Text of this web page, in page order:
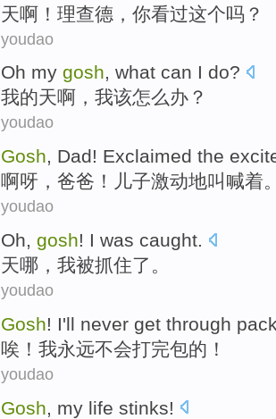
天啊 ！ 理查德 ， 你看过这个吗？
youdao
Oh my gosh, what can I do?
我的天啊 ， 我该怎么办 ？
youdao
Gosh, Dad! Exclaimed the
啊呀 ， 爸爸 ！儿子激动地叫喊着
youdao
Oh, gosh! I was caught.
天哪， 我被抓住了 。
youdao
Gosh! I'll never get through
唉 ！ 我永远不会打完包的！
youdao
Gosh my life stinks!